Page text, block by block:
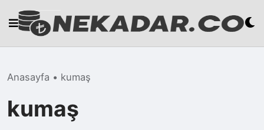
content
Anasayfa • kumaş
kumaş